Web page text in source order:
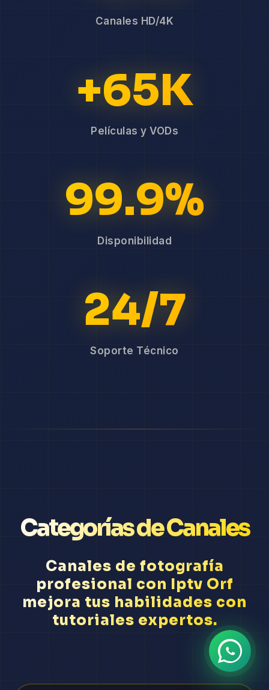
Canales HD/4K
+65K
Películas y VODs
99.9%
Disponibilidad
24/7
Soporte Técnico
Categorías de Canales
Canales de fotografía
profesional con Iptv Orf
mejora tus habilidades con
tutoriales expertos.